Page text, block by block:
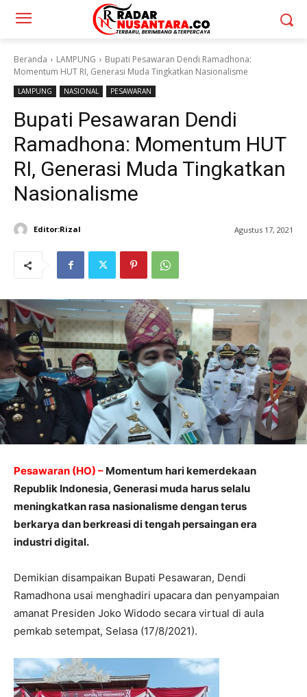
Beranda LAMPUNG
Bupati Pesawaran Dendi Ramadhona:
Momentum HUT RI, Generasi Muda Tingkatkan Nasionalisme
LAMPUNG NASIONAL PESAWARAN
Bupati Pesawaran Dendi
Ramadhona: Momentum HUT
RI, Generasi Muda Tingkatkan
Nasionalisme
Editor:Rizal Agustus 17, 2021
Pesawaran (HO) – Momentum hari kemerdekaan
Republik Indonesia, Generasi muda harus selalu
meningkatkan rasa nasionalisme dengan terus
berkarya dan berkreasi di tengah persaingan era
industri digital.
Demikian disampaikan Bupati Pesawaran, Dendi
Ramadhona usai menghadiri upacara dan penyampaian
amanat Presiden Joko Widodo secara virtual di aula
pemkab setempat, Selasa (17/8/2021).